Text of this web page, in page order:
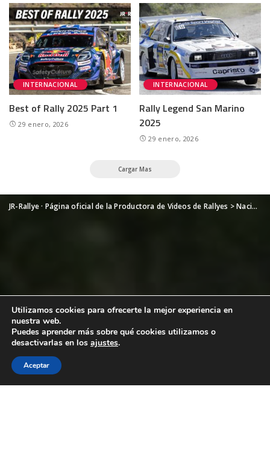
INTERNACIONAL
Best of Rally 2025 Part 1
29 enero, 2026
INTERNACIONAL
Rally Legend San Marino
2025
29 enero, 2026
Cargar Mas
JR-Rallye · Página oficial de la Productora de Videos de Rallyes >Nacional
Utilizamos cookies para ofrecerte la mejor experiencia en
nuestra web.
Puedes aprender más sobre qué cookies utilizamos o
desactivarlas en los ajustes.
Aceptar